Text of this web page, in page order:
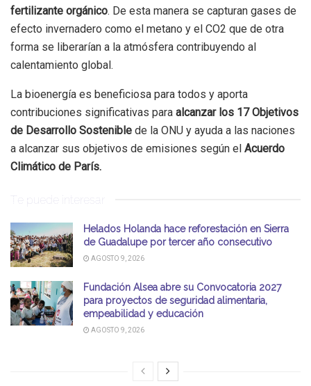
fertilizante orgánico. De esta manera se capturan gases de
efecto invernadero como el metano y el CO2 que de otra
forma se liberarían a la atmósfera contribuyendo al
calentamiento global.
La bioenergía es beneficiosa para todos y aporta
contribuciones significativas para alcanzar los 17 Objetivos
de Desarrollo Sostenible de la ONU y ayuda a las naciones
a alcanzar sus objetivos de emisiones según el Acuerdo
Climático de París.
Te puede interesar
Helados Holanda hace reforestación en Sierra
de Guadalupe por tercer año consecutivo
AGOSTO 9, 2026
Fundación Alsea abre su Convocatoria 2027
para proyectos de seguridad alimentaria,
empeabilidad y educación
AGOSTO 9, 2026